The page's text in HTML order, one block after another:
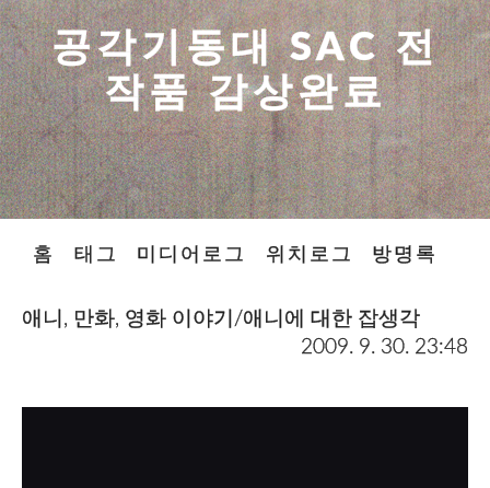
공각기동대 SAC 전
작품 감상완료
홈 태그 미디어로그 위치로그 방명록
애니, 만화, 영화 이야기/애니에 대한 잡생각
2009. 9. 30. 23:48